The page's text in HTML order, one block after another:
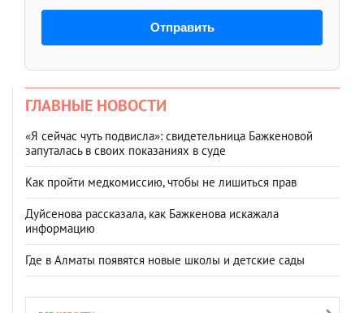
Отправить
ГЛАВНЫЕ НОВОСТИ
«Я сейчас чуть подвисла»: свидетельница Бажкеновой
запуталась в своих показаниях в суде
Как пройти медкомиссию, чтобы не лишиться прав
Дуйсенова рассказала, как Бажкенова искажала
информацию
Где в Алматы появятся новые школы и детские сады